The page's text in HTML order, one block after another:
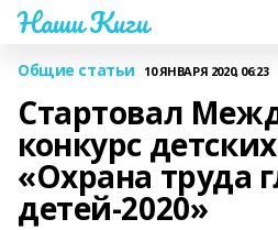
Наши Киги
Общие статьи 10 ЯНВАРЯ 2020, 06:23
Стартовал
конкурс
«Охрана труда
детей-2020»